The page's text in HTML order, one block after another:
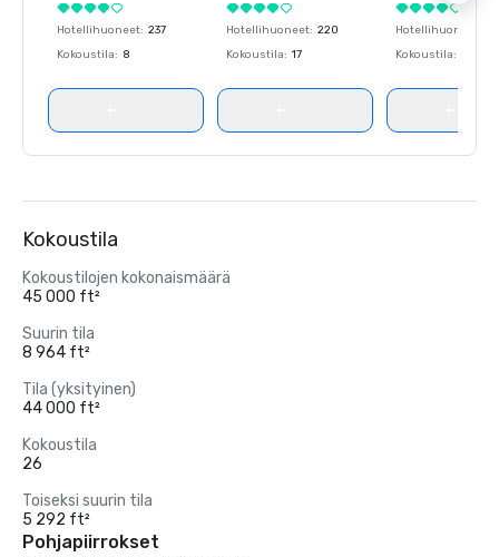
Hotellihuoneet: 237
Kokoustila: 8
Hotellihuoneet: 220
Kokoustila: 17
Hotellihuoneet
Kokoustila:
Kokoustila
Kokoustilojen kokonaismäärä
45 000 ft²
Suurin tila
8 964 ft²
Tila (yksityinen)
44 000 ft²
Kokoustila
26
Toiseksi suurin tila
5 292 ft²
Pohjapiirrokset